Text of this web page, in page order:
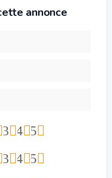
annonce
5
4
3
5
4
3